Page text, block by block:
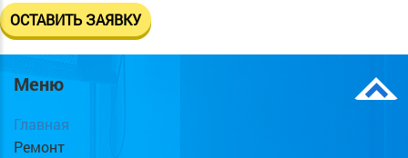
Меню
Главная
Ремонт